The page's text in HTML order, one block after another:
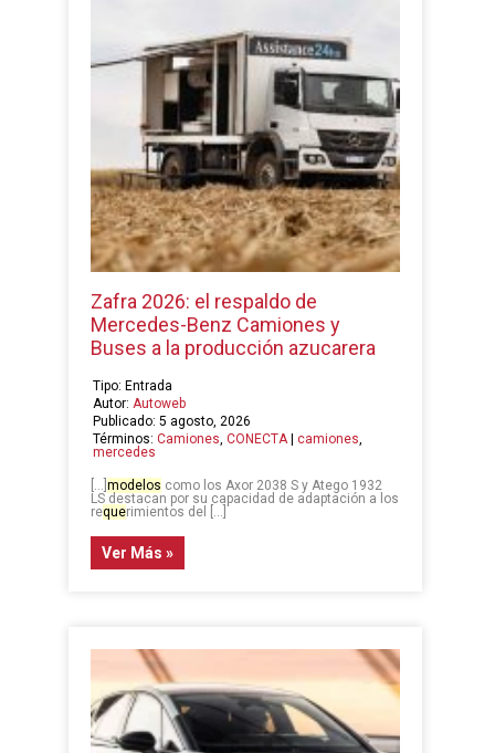
Zafra 2026: el respaldo de
Mercedes-Benz Camiones y
Buses a la producción azucarera
Tipo: Entrada
Autor: Autoweb
Publicado: 5 agosto, 2026
Términos:Camiones ,CONECTA |camiones
mercedes
[…]modelos como los Axor 2038 S y Atego 1932
LS destacan por su capacidad de adaptación a los
requerimientos del […]
Ver Más »